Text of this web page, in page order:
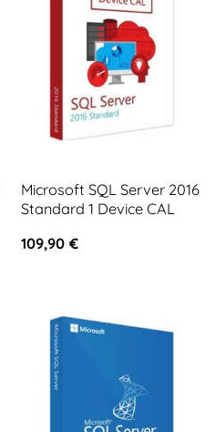
Microsoft SQL Server 2016
Standard 1 Device CAL
109,90 €